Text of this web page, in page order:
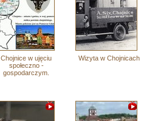
Chojnice w ujęciu
społeczno -
gospodarczym.
Wizyta w Chojnicach